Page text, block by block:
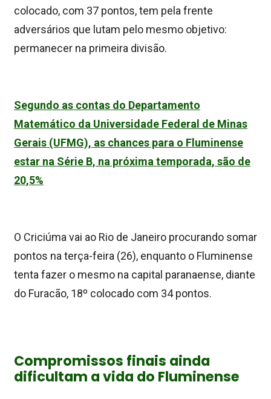
colocado, com 37 pontos, tem pela frente
adversários que lutam pelo mesmo objetivo:
permanecer na primeira divisão.
Segundo as contas do Departamento
Matemático da Universidade Federal de Minas
Gerais (UFMG), as chances para o Fluminense
estar na Série B, na próxima temporada, são de
20,5%
O Criciúma vai ao Rio de Janeiro procurando somar
pontos na terça-feira (26), enquanto o Fluminense
tenta fazer o mesmo na capital paranaense, diante
do Furacão, 18º colocado com 34 pontos.
Compromissos finais ainda
dificultam a vida do Fluminense